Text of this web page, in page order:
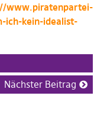
www.piratenpartei-
ich-kein-idealist-
Nächster Beitrag